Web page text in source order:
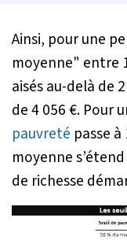
Ainsi, pour une
moyenne" entre
aisés au-delà de
de 4 056 €. Pour
pauvreté passe
moyenne
de richesse